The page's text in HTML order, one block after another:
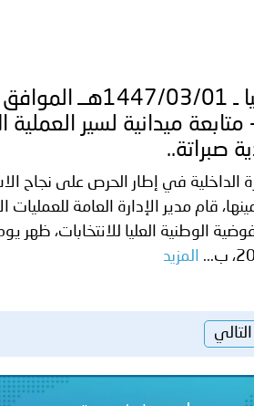
ميدانية لسير العملية
صبراتة..
الداخلية في إطار الحرص على نجاح
قام مدير الإدارة العامة للعمليات
ب...
المزيد
التالي